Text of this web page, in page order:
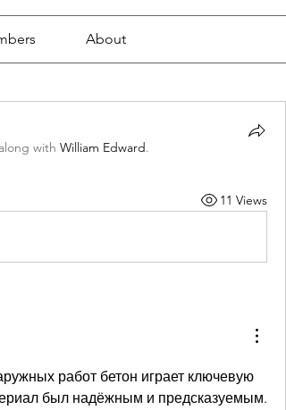
About
with William Edward.
11 Views
работ бетон играет ключевую
был надёжным и предсказуемым.